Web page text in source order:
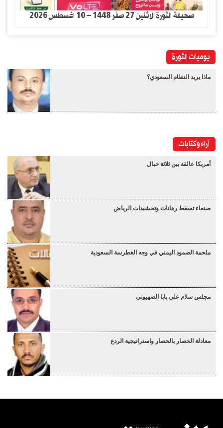
صحيفة الثورة الاثنين 27 صفر 1448 – 10 اغسطس 2026
يوميات الثورة
ماذا يريد النظام السعودي؟
آراء وكتابات
أمريكا عالقة بين ثلاثة حبال
صنعاء تسقط رهانات وتحشيدات الرياض
ملحمة الصمود اليمني في وجه الغطرسة السعودية
مجلس سلام علي بابا الصهيوني
معادلة الحصار بالحصار واستراتيجية الردع